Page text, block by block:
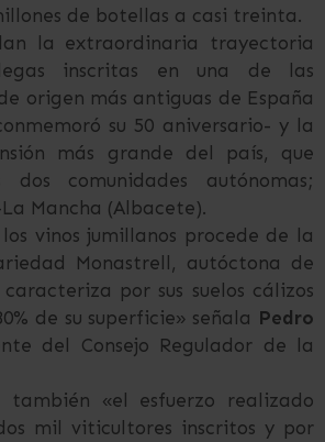
de botellas a casi treinta.
la extraordinaria trayectoria
inscritas en una de las
origen más antiguas de España
su 50 aniversario- y la
más grande del país, que
dos comunidades autónomas;
Mancha (Albacete).
vinos jumillanos procede de la
Monastrell, autóctona de
por sus suelos cálizos
de su superficie» señala Pedro
del Consejo Regulador de la
también «el esfuerzo realizado
mil viticultores inscritos y por